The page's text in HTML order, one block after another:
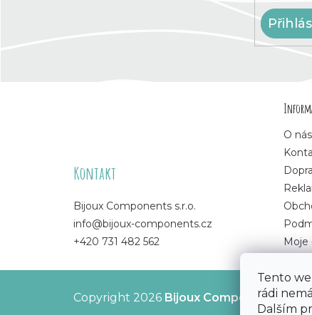
Tento
rádi
Dalším
Kontakt
Bijoux Components s.r.o.
info@bijoux-components.cz
+420 731 482 562
O nás
Moje
Copyright 2026 Bijoux Components -